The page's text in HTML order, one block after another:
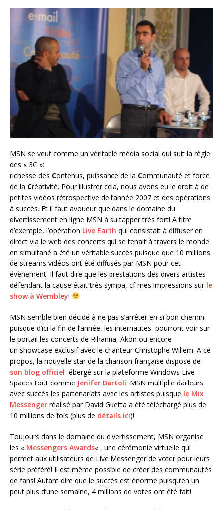
MSN se veut comme un véritable média social qui suit la règle
des « 3C »:
richesse des Contenus, puissance de la Communauté et force
de la Créativité. Pour illustrer cela, nous avons eu le droit à de
petites vidéos rétrospective de l’année 2007 et des opérations
à succès. Et il faut avoueur que dans le domaine du
divertissement en ligne MSN à su tapper très fort! A titre
d’exemple, l’opération Live Earth qui consistait à diffuser en
direct via le web des concerts qui se tenait à travers le monde
en simultané a été un véritable succès puisque que 10 millions
de streams vidéos ont été diffusés par MSN pour cet
évènement. Il faut dire que les prestations des divers artistes
défendant la cause était très sympa, cf mes impressions sur le
show à Wembley!
MSN semble bien décidé à ne pas s’arrêter en si bon chemin
puisque d’ici la fin de l’année, les internautes pourront voir sur
le portail les concerts de Rihanna, Akon ou encore
un showcase exclusif avec le chanteur Christophe Willem. A ce
propos, la nouvelle star de la chanson française dispose de
son blog officiel ébergé sur la plateforme Windows Live
Spaces tout comme Jenifer Bartoli. MSN multiplie dailleurs
avec succès les partenariats avec les artistes puisque le Mix
Messenger réalisé par David Guetta a été téléchargé plus de
10 millions de fois (plus de détails ici)!
Toujours dans le domaine du divertissement, MSN organise
les « Messengers Awards« , une cérémonie virtuelle qui
permet aux utilisateurs de Live Messenger de voter pour leurs
série préféré! Il est même possible de créer des communautés
de fans! Autant dire que le succès est énorme puisqu’en un
peut plus d’une semaine, 4 millions de votes ont été fait!